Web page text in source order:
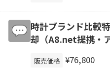
時計ブランド比較
却（A8.net提携・
販売価格 ¥76,800